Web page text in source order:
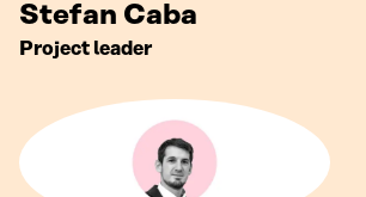
Stefan Caba
Project leader